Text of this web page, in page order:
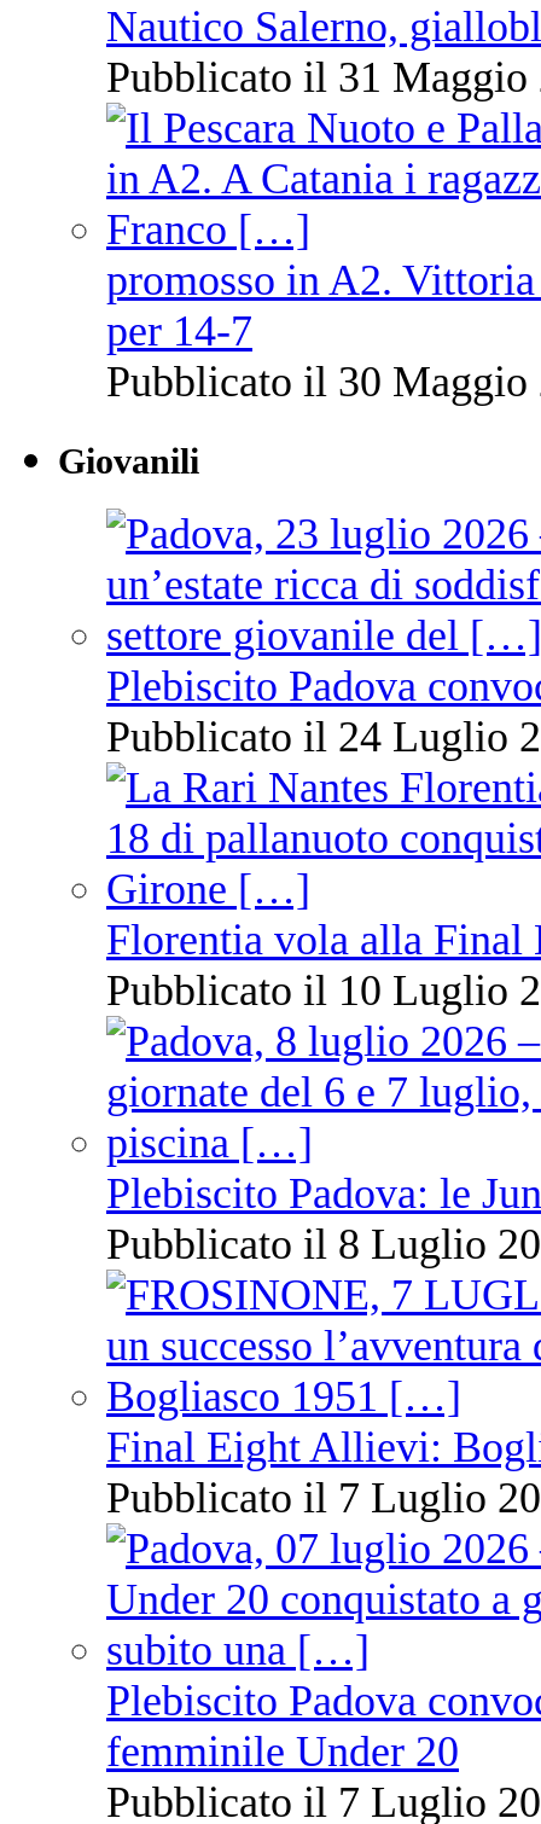
Nautico Salerno,
Pubblicato il 31 Maggio
promosso in A2.
per 14-7
Pubblicato il 30 Maggio
Giovanili
Plebiscito Padova
Pubblicato il 24 Luglio
Florentia vola alla Final
Pubblicato il 10 Luglio
Plebiscito Padova: le
Pubblicato il 8 Luglio
Final Eight Allievi:
Pubblicato il 7 Luglio
Plebiscito Padova
femminile Under 20
Pubblicato il 7 Luglio